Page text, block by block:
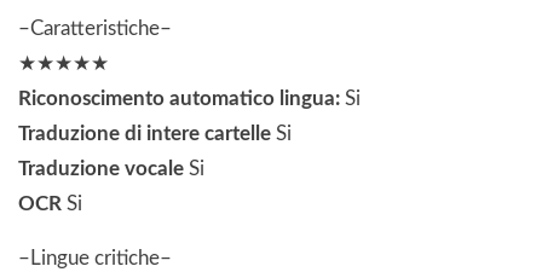
–Caratteristiche–
★★★★★
Riconoscimento automatico lingua: Si
Traduzione di intere cartelle Si
Traduzione vocale Si
OCR Si
–Lingue critiche–